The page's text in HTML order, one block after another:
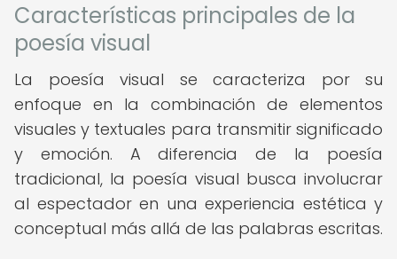
Características principales de la
poesía visual
La poesía visual se caracteriza por su
enfoque en la combinación de elementos
visuales y textuales para transmitir significado
y emoción. A diferencia de la poesía
tradicional, la poesía visual busca involucrar
al espectador en una experiencia estética y
conceptual más allá de las palabras escritas.